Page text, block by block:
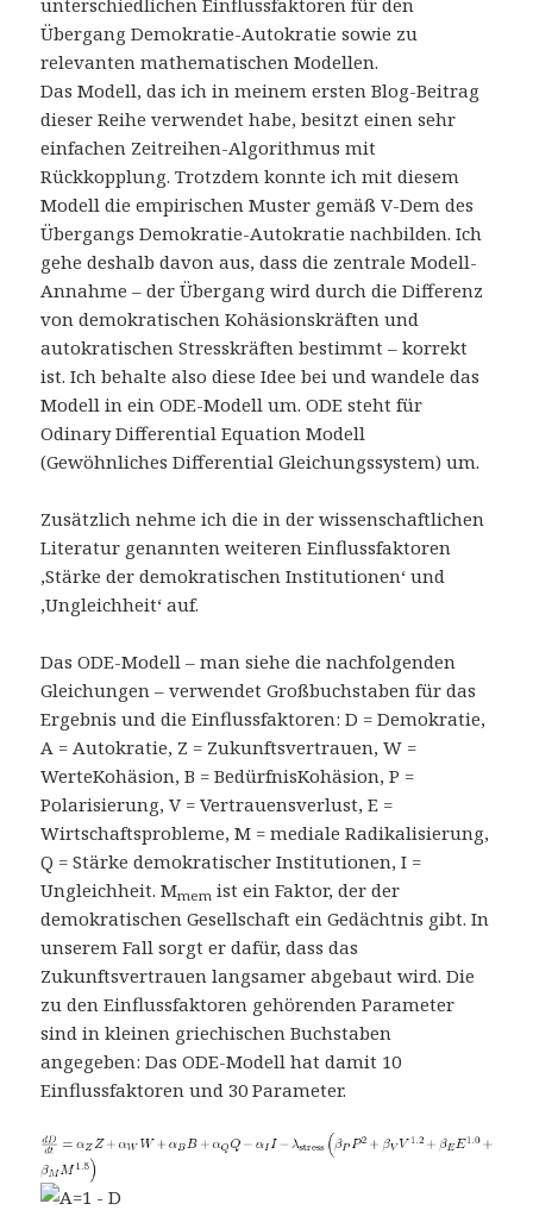
Übergang Demokratie-Autokratie sowie zu
relevanten mathematischen Modellen.
Das Modell, das ich in meinem ersten Blog-Beitrag
dieser Reihe verwendet habe, besitzt einen sehr
einfachen Zeitreihen-Algorithmus mit
Rückkopplung. Trotzdem konnte ich mit diesem
Modell die empirischen Muster gemäß V-Dem des
Übergangs Demokratie-Autokratie nachbilden. Ich
gehe deshalb davon aus, dass die zentrale Modell-
Annahme – der Übergang wird durch die Differenz
von demokratischen Kohäsionskräften und
autokratischen Stresskräften bestimmt – korrekt
ist. Ich behalte also diese Idee bei und wandele das
Modell in ein ODE-Modell um. ODE steht für
Odinary Differential Equation Modell
(Gewöhnliches Differential Gleichungssystem) um.
Zusätzlich nehme ich die in der wissenschaftlichen
Literatur genannten weiteren Einflussfaktoren
‚Stärke der demokratischen Institutionen‘ und
‚Ungleichheit‘ auf.
Das ODE-Modell – man siehe die nachfolgenden
Gleichungen – verwendet Großbuchstaben für das
Ergebnis und die Einflussfaktoren: D = Demokratie,
A = Autokratie, Z = Zukunftsvertrauen, W =
WerteKohäsion, B = BedürfnisKohäsion, P =
Polarisierung, V = Vertrauensverlust, E =
Wirtschaftsprobleme, M = mediale Radikalisierung,
Q = Stärke demokratischer Institutionen, I =
Ungleichheit. Mmem ist ein Faktor, der der
demokratischen Gesellschaft ein Gedächtnis gibt. In
unserem Fall sorgt er dafür, dass das
Zukunftsvertrauen langsamer abgebaut wird. Die
zu den Einflussfaktoren gehörenden Parameter
sind in kleinen griechischen Buchstaben
angegeben: Das ODE-Modell hat damit 10
Einflussfaktoren und 30 Parameter.